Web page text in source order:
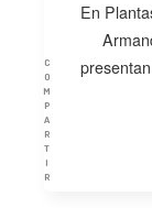
C
O
M
P
A
R
T
I
R
En